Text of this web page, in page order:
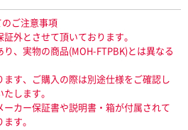
ご注意事項
外とさせて頂いております。
、実物の商品(MOH-FTPBK)とは異なる
す、ご購入の際は別途仕様をご確認し
します。
カー保証書や説明書・箱が付属されて
す。